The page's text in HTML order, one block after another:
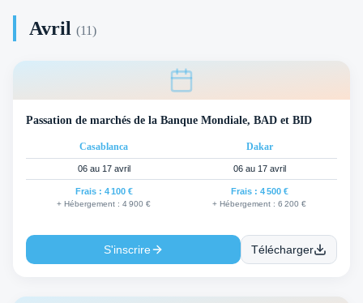
Avril (11)
Passation de marchés de la Banque Mondiale, BAD et BID
Casablanca Dakar
06 au 17 avril 06 au 17 avril
Frais : 4 100 €
+ Hébergement : 4 900 €
Frais : 4 500 €
+ Hébergement : 6 200 €
S'inscrire Télécharger